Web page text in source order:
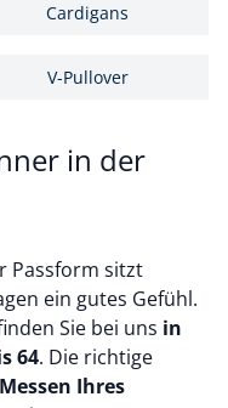
Cardigans
V-Pullover
in der
Passform sitzt
ein gutes Gefühl.
Sie bei uns in
64. Die richtige
Ihres